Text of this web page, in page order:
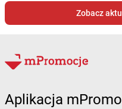
Zobacz
Aplikacja